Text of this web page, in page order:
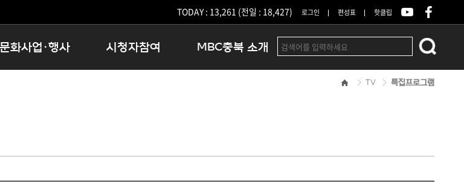
TODAY : 13,261 (전일 : 18,427) 로그인 편성표 핫클립
문화사업·행사
북도 음식문화페스타
시청자참여 MBC충북 소개
오시는길
TV 특집프로그램